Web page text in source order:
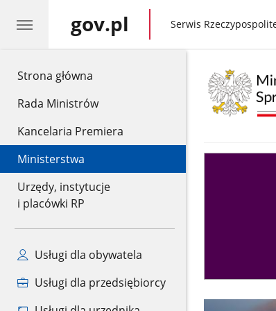
Strona główna
Rada Ministrów
Kancelaria Premiera
Ministerstwa
Urzędy, instytucje
i placówki RP
Usługi dla obywatela
Usługi dla przedsiębiorcy
gov.pl gov.pl
Serwis